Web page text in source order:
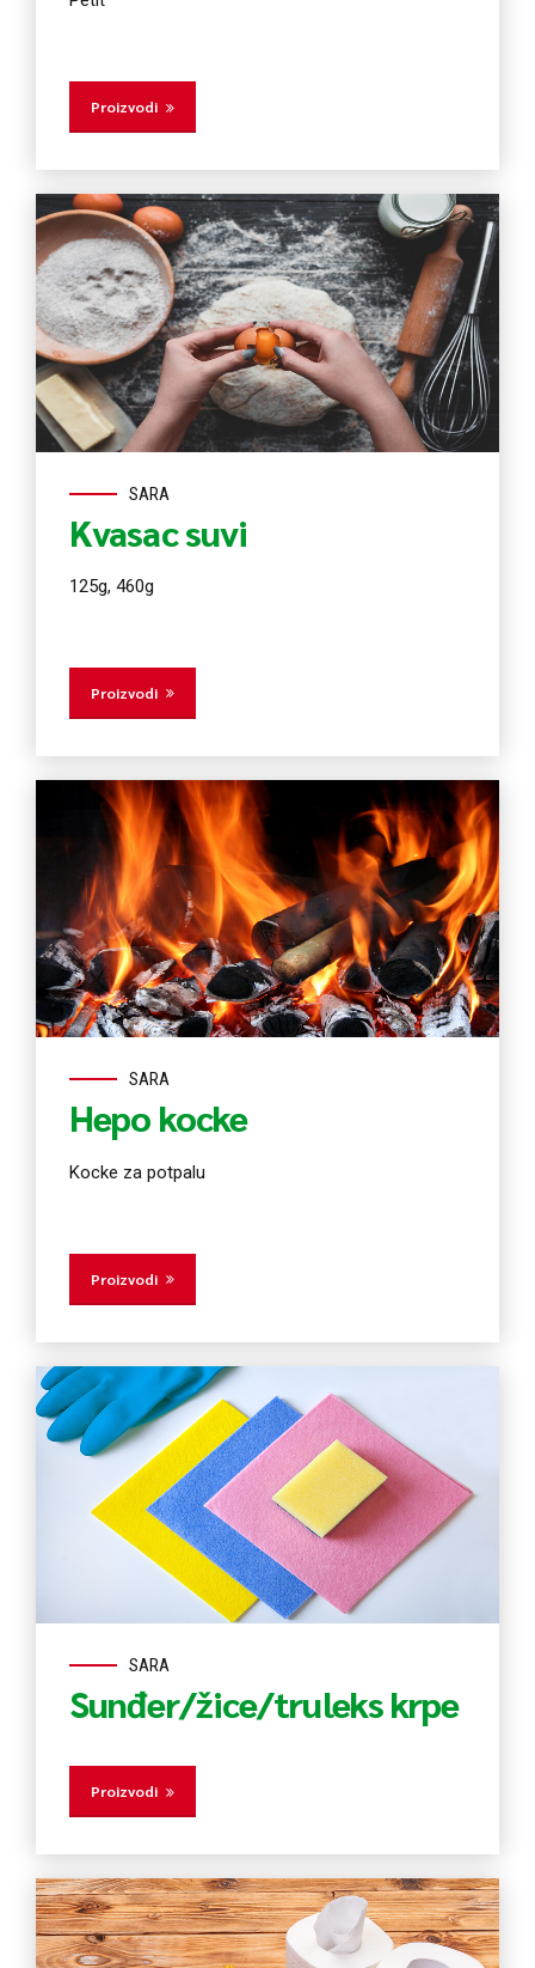
Proizvodi
SARA
Kvasac suvi
125g, 460g
Proizvodi
SARA
Hepo kocke
Kocke za potpalu
Proizvodi
SARA
Sunđer/žice/truleks krpe
Proizvodi